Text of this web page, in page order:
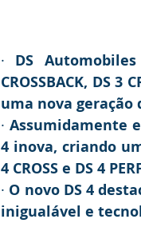
· DS
CROSSBACK, DS
uma nova geração
· Assumidamente
4 inova, criando
4 CROSS e DS 4
· O novo DS 4
inigualável e